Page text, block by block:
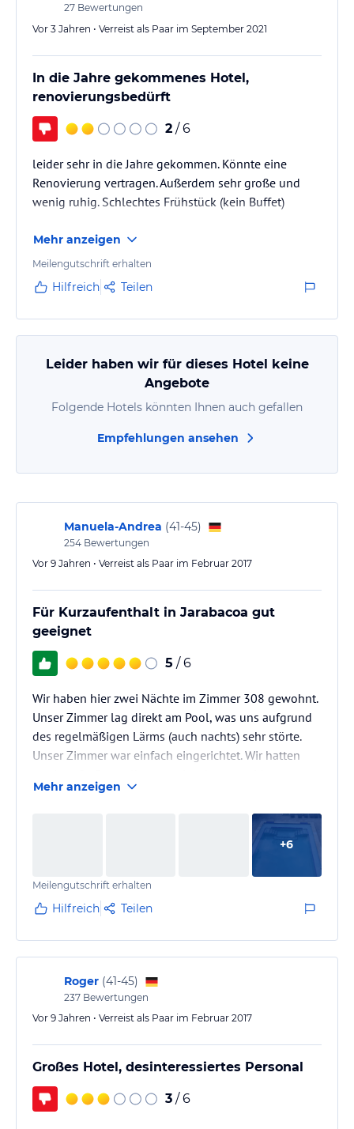
27 Bewertungen
Vor 3 Jahren • Verreist als Paar im September 2021
In die Jahre gekommenes Hotel,
renovierungsbedürft
2 / 6
leider sehr in die Jahre gekommen. Könnte eine
Renovierung vertragen. Außerdem sehr große und
wenig ruhig. Schlechtes Frühstück (kein Buffet)
Mehr anzeigen
Meilengutschrift erhalten
Hilfreich Teilen
Leider haben wir für dieses Hotel keine
Angebote
Folgende Hotels könnten Ihnen auch gefallen
Empfehlungen ansehen
Manuela-Andrea (41-45)
254 Bewertungen
Vor 9 Jahren • Verreist als Paar im Februar 2017
Für Kurzaufenthalt in Jarabacoa gut
geeignet
5 / 6
Wir haben hier zwei Nächte im Zimmer 308 gewohnt.
Unser Zimmer lag direkt am Pool, was uns aufgrund
des regelmäßigen Lärms (auch nachts) sehr störte.
Unser Zimmer war einfach eingerichtet. Wir hatten
einen offenen Schrank mit Safe, eine Klimaanlage,
Fernseher und einen sehr großen Eckbalkon mit Blick
auf den Pool. Das Bad war klein, aber zweckmäßig.
Die Dusche hatte stets heißes Wasser. Morgens nach
Wasser im Bad, da…
Mehr anzeigen
+6
Meilengutschrift erhalten
Hilfreich Teilen
Roger (41-45)
237 Bewertungen
Vor 9 Jahren • Verreist als Paar im Februar 2017
Großes Hotel, desinteressiertes Personal
3 / 6